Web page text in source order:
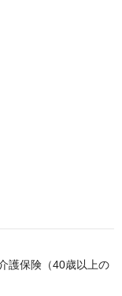
護保険（40歳以上の